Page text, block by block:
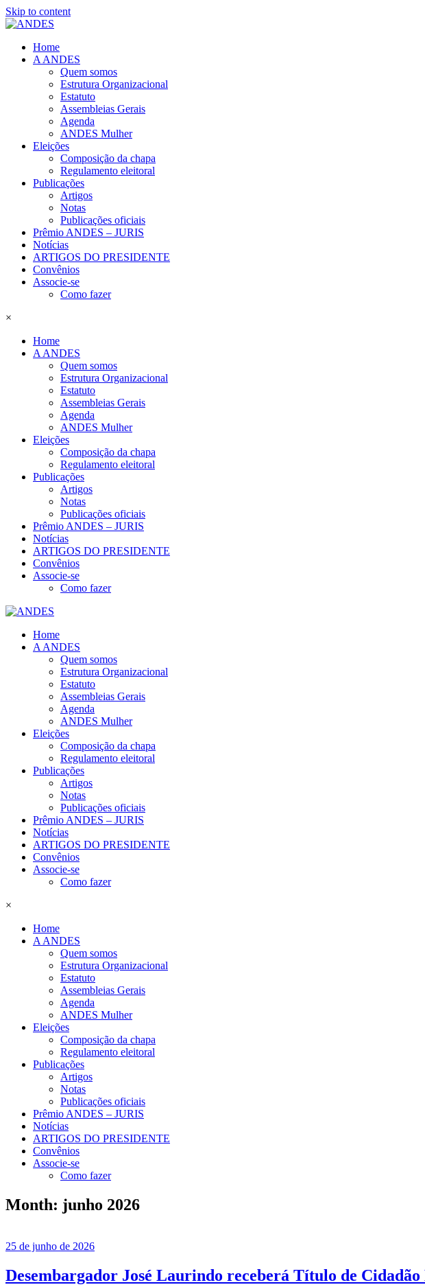
Skip to content
Home
A ANDES
Quem somos
Estrutura Organizacional
Estatuto
Assembleias Gerais
Agenda
ANDES Mulher
Eleições
Composição da chapa
Regulamento eleitoral
Publicações
Artigos
Notas
Publicações oficiais
Prêmio ANDES – JURIS
Notícias
ARTIGOS DO PRESIDENTE
Convênios
Associe-se
Como fazer
×
Home
A ANDES
Quem somos
Estrutura Organizacional
Estatuto
Assembleias Gerais
Agenda
ANDES Mulher
Eleições
Composição da chapa
Regulamento eleitoral
Publicações
Artigos
Notas
Publicações oficiais
Prêmio ANDES – JURIS
Notícias
ARTIGOS DO PRESIDENTE
Convênios
Associe-se
Como fazer
Home
A ANDES
Quem somos
Estrutura Organizacional
Estatuto
Assembleias Gerais
Agenda
ANDES Mulher
Eleições
Composição da chapa
Regulamento eleitoral
Publicações
Artigos
Notas
Publicações oficiais
Prêmio ANDES – JURIS
Notícias
ARTIGOS DO PRESIDENTE
Convênios
Associe-se
Como fazer
×
Home
A ANDES
Quem somos
Estrutura Organizacional
Estatuto
Assembleias Gerais
Agenda
ANDES Mulher
Eleições
Composição da chapa
Regulamento eleitoral
Publicações
Artigos
Notas
Publicações oficiais
Prêmio ANDES – JURIS
Notícias
ARTIGOS DO PRESIDENTE
Convênios
Associe-se
Como fazer
Month: junho 2026
25 de junho de 2026
Desembargador José Laurindo receberá Título de